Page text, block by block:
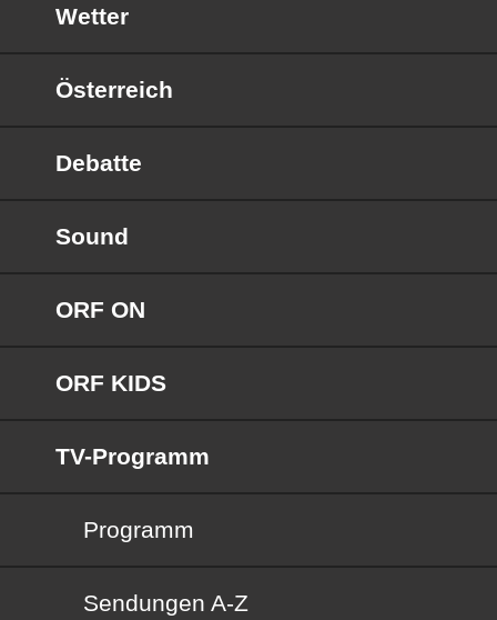
Wetter
Österreich
Debatte
Sound
ORF ON
ORF KIDS
TV-Programm
Programm
Sendungen von A bis Z
Sendungen A-Z